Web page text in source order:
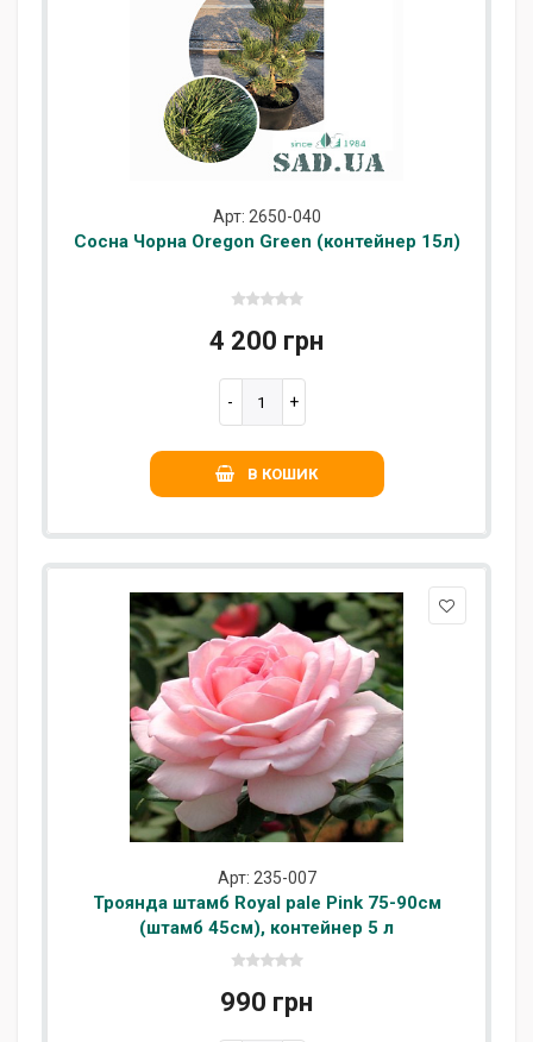
Арт: 2650-040
Сосна Чорна Oregon Green (контейнер 15л)
4 200 грн
В КОШИК
Арт: 235-007
Троянда штамб Royal pale Pink 75-90см
(штамб 45см), контейнер 5 л
990 грн